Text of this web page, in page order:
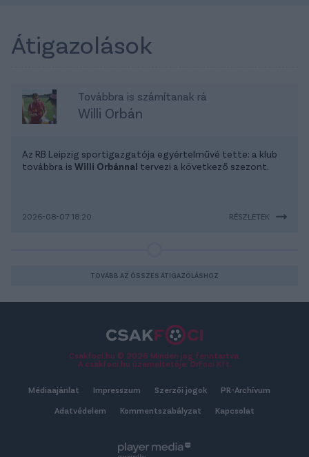
Átigazolások
Továbbra is számítanak rá
Willi Orbán
Az RB Leipzig sportigazgatója egyértelművé tette: a klub
továbbra is Willi Orbánnal tervezi a következő szezont.
2026-08-07 18:20 RÉSZLETEK
TOVÁBB AZ ÖSSZES ÁTIGAZOLÁSHOZ
Csakfoci.hu © 2026 Minden jog fenntartva.
A csakfoci.hu üzemeltetője: DrFoci Kft.
Médiaajánlat Impresszum Szerzői jogok PR-Archívum
Adatvédelem Kommentszabályzat Kapcsolat